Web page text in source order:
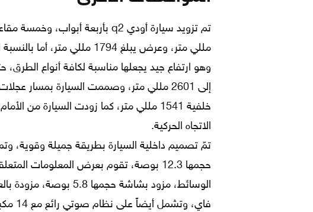
وهو ارتفاع جيد يجعلها مناسبة لكافة أنواع
الاتجاه الحركية.
تمّ تصميم داخلية السيارة بطريقة جميلة
حجمها 12.3 بوصة، تقوم بعرض المعلومات
الوسائط، مزود بشاشة
فاي،